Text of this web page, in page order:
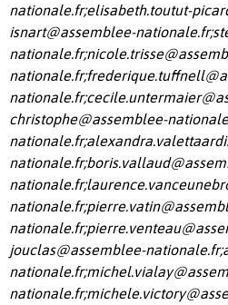
nationale.fr;elisabeth.toutut-
isnart@assemblee-nationale.fr;
nationale.fr;
nationale.fr;
nationale.fr;
christophe@assemblee-
nationale.fr;
nationale.fr;
nationale.fr;
nationale.fr;
nationale.fr;
jouclas@assemblee-nationale.fr;
nationale.fr;
nationale.fr;